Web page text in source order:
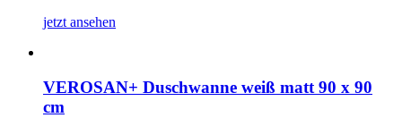
jetzt ansehen
VEROSAN+ Duschwanne weiß matt 90 x 90
cm